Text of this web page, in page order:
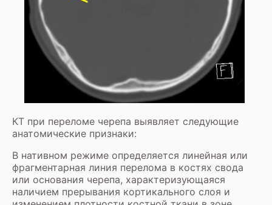
КТ при переломе черепа выявляет следующие
анатомические признаки:
В нативном режиме определяется линейная или
фрагментарная линия перелома в костях свода
или основания черепа, характеризующаяся
наличием прерывания кортикального слоя и